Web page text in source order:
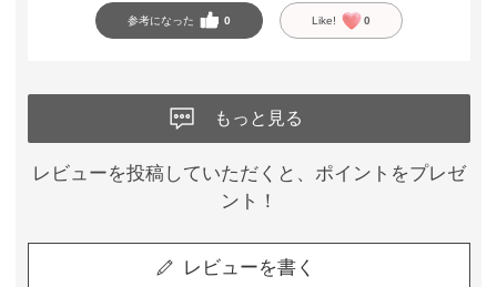
参考になった 0 Like! 0
もっと見る
レビューを投稿していただくと、ポイントをプレゼ
ント！
レビューを書く